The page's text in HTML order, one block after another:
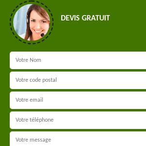
DEVIS GRATUIT